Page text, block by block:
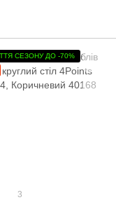
СЕЗОНУ ДО -70%
3